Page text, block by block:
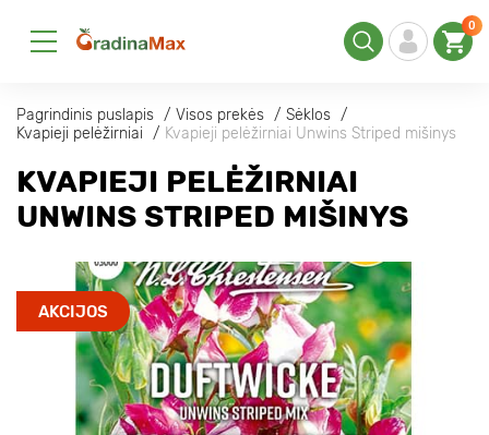
0
Pagrindinis puslapis Visos prekės
Sėklos
Kvapieji pelėžirniai
Kvapieji pelėžirniai Unwins Striped mišinys
KVAPIEJI PELĖŽIRNIAI
UNWINS STRIPED MIŠINYS
AKCIJOS